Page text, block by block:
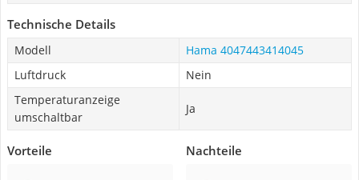
Technische Details
Modell
Hama 4047443414045
Luftdruck
Nein
Temperaturanzeige
umschaltbar
Ja
Vorteile Nachteile